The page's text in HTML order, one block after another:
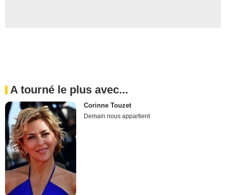
A tourné le plus avec...
Corinne Touzet
Demain nous appartient